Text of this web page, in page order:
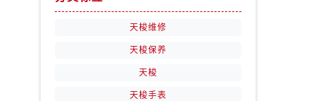
天梭维修
天梭保养
天梭
天梭手表